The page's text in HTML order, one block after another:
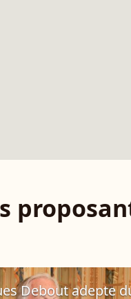
Debout adepte